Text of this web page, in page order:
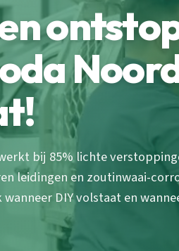
bij 85% lichte
leidingen en zoutinwaai-
DIY volstaat en